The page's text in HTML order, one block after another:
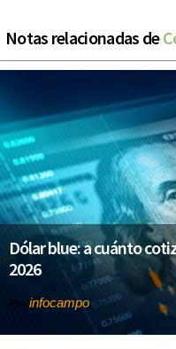
Notas relacionadas de
Dólar blue: a cuánto
2026
Por infocampo